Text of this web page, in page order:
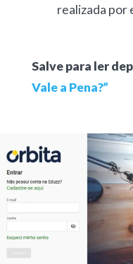
realizada por
Salve para ler
Vale a Pena?”